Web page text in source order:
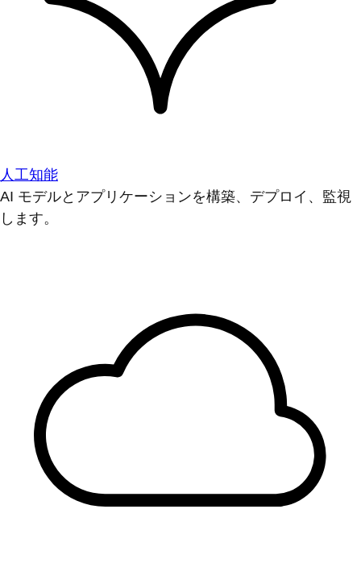
人工知能
AI モデルとアプリケーションを構築、デプロイ、監視
します。